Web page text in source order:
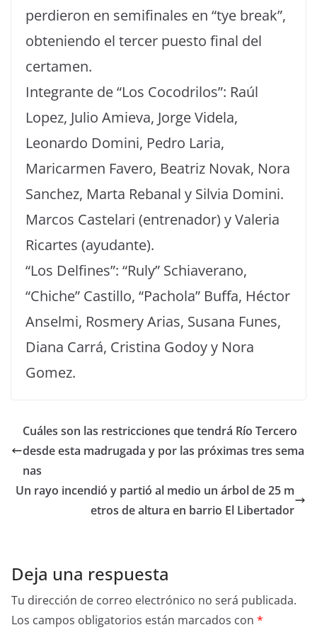
perdieron en semifinales en “tye break”,
obteniendo el tercer puesto final del
certamen.
Integrante de “Los Cocodrilos”: Raúl
Lopez, Julio Amieva, Jorge Videla,
Leonardo Domini, Pedro Laria,
Maricarmen Favero, Beatriz Novak, Nora
Sanchez, Marta Rebanal y Silvia Domini.
Marcos Castelari (entrenador) y Valeria
Ricartes (ayudante).
“Los Delfines”: “Ruly” Schiaverano,
“Chiche” Castillo, “Pachola” Buffa, Héctor
Anselmi, Rosmery Arias, Susana Funes,
Diana Carrá, Cristina Godoy y Nora
Gomez.
Cuáles son las restricciones que tendrá Río Tercero
desde esta madrugada y por las próximas tres sema
nas
Un rayo incendió y partió al medio un árbol de 25 m
etros de altura en barrio El Libertador
Deja una respuesta
Tu dirección de correo electrónico no será publicada.
Los campos obligatorios están marcados con *